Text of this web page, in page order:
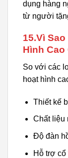
dụng hàng
từ người
15.Vì
Hình Cao
So với các
hoạt hình
Thiết kế
Chất liệu
Độ đàn
Hỗ trợ